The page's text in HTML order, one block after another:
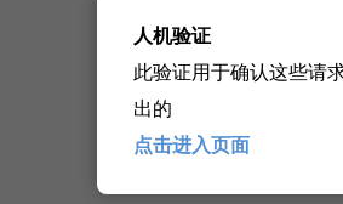
人机验证
此验证用于确认这些请
出的
点击进入页面